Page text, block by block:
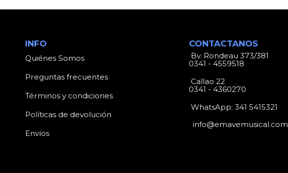
INFO
Quiénes Somos
Preguntas frecuentes
Términos y condiciones
Políticas de devolución
Envíos
CONTACTANOS
Bv. Rondeau 373/381
0341 - 4559518
Callao 22
0341 - 4360270
WhatsApp:341 5415321
info@emavemusical.com